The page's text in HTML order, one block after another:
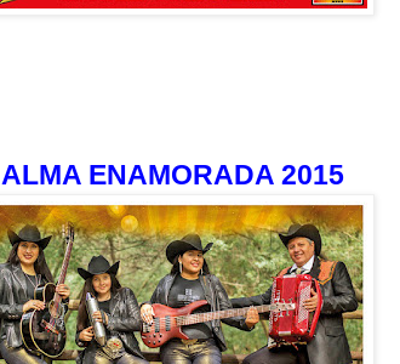
ALMA ENAMORADA 2015